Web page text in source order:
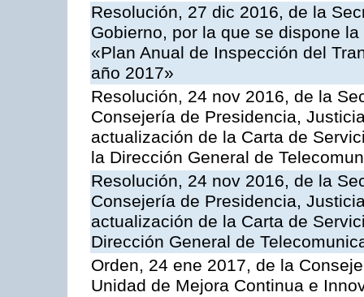
Resolución, 27 dic 2016, de la
Gobierno, por la que se dispone
«Plan Anual de Inspección del
año 2017»
Resolución, 24 nov 2016, de la
Consejería de Presidencia,
actualización de la Carta de
la Dirección General de
Resolución, 24 nov 2016, de la
Consejería de Presidencia,
actualización de la Carta de
Dirección General de
Orden, 24 ene 2017, de la
Unidad de Mejora Continua e